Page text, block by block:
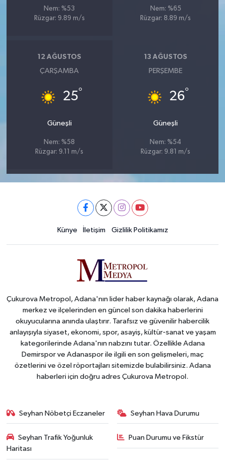
Nem: %53
Rüzgar: 9.89 m/s
Nem: %65
Rüzgar: 8.89 m/s
12 AĞUSTOS
ÇARŞAMBA
25°
Güneşli
Nem: %58
Rüzgar: 9.11 m/s
13 AĞUSTOS
PERŞEMBE
26°
Güneşli
Nem: %54
Rüzgar: 9.81 m/s
Künye İletişim Gizlilik Politikamız
Çukurova Metropol, Adana'nın lider haber kaynağı olarak, Adana
merkez ve ilçelerinden en güncel son dakika haberlerini
okuyucularına anında ulaştırır. Tarafsız ve güvenilir habercilik
anlayışıyla siyaset, ekonomi, spor, asayiş, kültür-sanat ve yaşam
kategorilerinde Adana'nın nabzını tutar. Özellikle Adana
Demirspor ve Adanaspor ile ilgili en son gelişmeleri, maç
özetlerini ve özel röportajları sitemizde bulabilirsiniz. Adana
haberleri için doğru adres Çukurova Metropol.
Seyhan Nöbetçi Eczaneler Seyhan Hava Durumu
Seyhan Trafik Yoğunluk
Haritası
Puan Durumu ve Fikstür